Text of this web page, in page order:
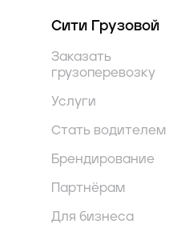
Сити Грузовой
Заказать
грузоперевозку
Услуги
Стать водителем
Брендирование
Партнёрам
Для бизнеса